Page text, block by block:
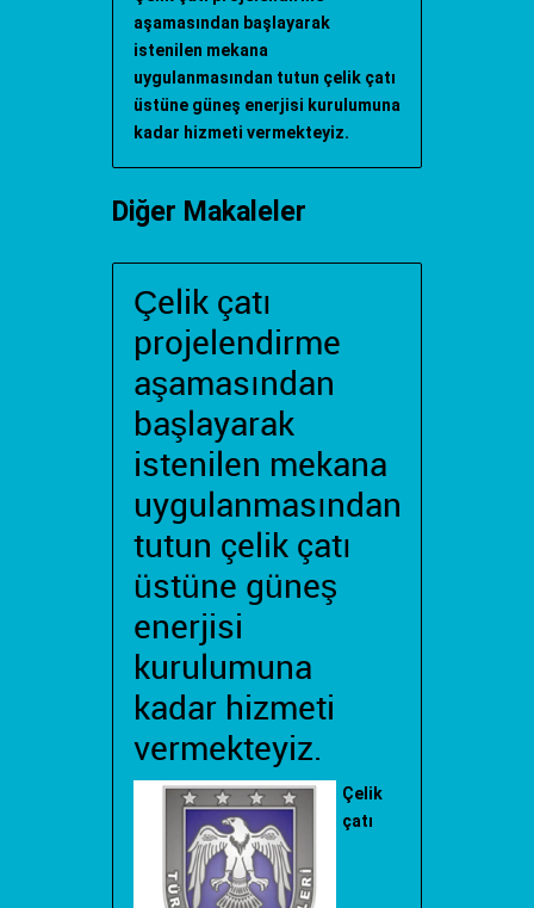
aşamasından başlayarak
istenilen mekana
uygulanmasından tutun çelik çatı
üstüne güneş enerjisi kurulumuna
kadar hizmeti vermekteyiz.
Diğer Makaleler
Çelik çatı
projelendirme
aşamasından
başlayarak
istenilen mekana
uygulanmasından
tutun çelik çatı
üstüne güneş
enerjisi
kurulumuna
kadar hizmeti
vermekteyiz.
Çelik
çatı